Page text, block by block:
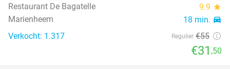
Restaurant De Bagatelle
9.9 star
Marienheem 18 min. directions_car
Verkocht: 1.317 Regulier €55
€31 ,50